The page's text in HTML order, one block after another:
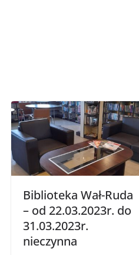
Biblioteka Wał-Ruda
– od 22.03.2023r. do
31.03.2023r.
nieczynna